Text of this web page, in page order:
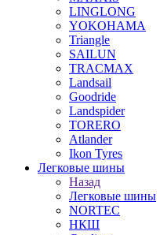
LINGLONG
YOKOHAMA
Triangle
SAILUN
TRACMAX
Landsail
Goodride
Landspider
TORERO
Atlander
Ikon Tyres
Легковые шины
Назад
Легковые шины
NORTEС
НКШ